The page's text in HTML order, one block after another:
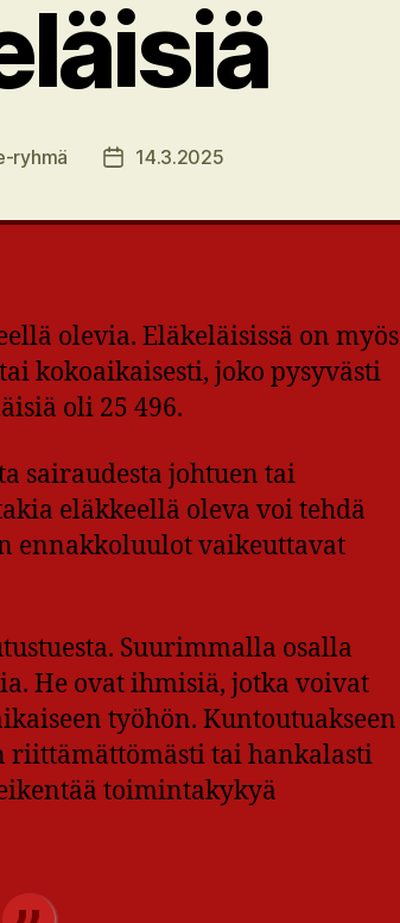
ryhmä Julkaisupäivämäärä
14.3.2025
olevia. Eläkeläisissä on myös
kokoaikaisesti, joko pysyvästi
oli 25 496.
sairaudesta johtuen tai
eläkkeellä oleva voi tehdä
ennakkoluulot vaikeuttavat
Suurimmalla osalla
He ovat ihmisiä, jotka voivat
työhön. Kuntoutuakseen
riittämättömästi tai hankalasti
toimintakykyä